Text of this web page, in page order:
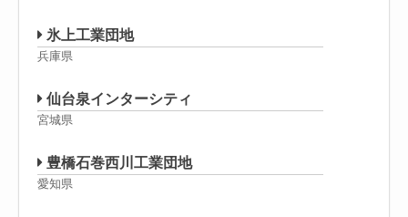
氷上工業団地
兵庫県
仙台泉インターシティ
宮城県
豊橋石巻西川工業団地
愛知県